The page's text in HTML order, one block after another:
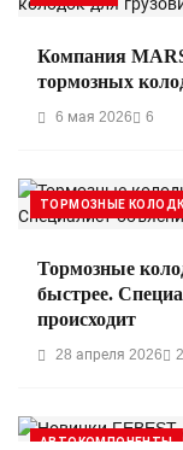
Компания
тормозных
6 мая 2026 6
ТОРМОЗНЫЕ
Тормозные
быстрее.
происходит
28 апреля 2026
АВТОКОМПОНЕНТЫ